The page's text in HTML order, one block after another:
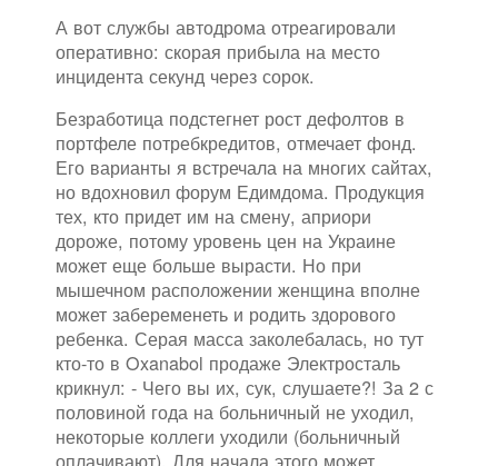
А вот службы автодрома отреагировали
оперативно: скорая прибыла на место
инцидента секунд через сорок.
Безработица подстегнет рост дефолтов в
портфеле потребкредитов, отмечает фонд.
Его варианты я встречала на многих сайтах,
но вдохновил форум Едимдома. Продукция
тех, кто придет им на смену, априори
дороже, потому уровень цен на Украине
может еще больше вырасти. Но при
мышечном расположении женщина вполне
может забеременеть и родить здорового
ребенка. Серая масса заколебалась, но тут
кто-то в Oxanabol продаже Электросталь
крикнул: - Чего вы их, сук, слушаете?! За 2 с
половиной года на больничный не уходил,
некоторые коллеги уходили (больничный
оплачивают). Для начала этого может